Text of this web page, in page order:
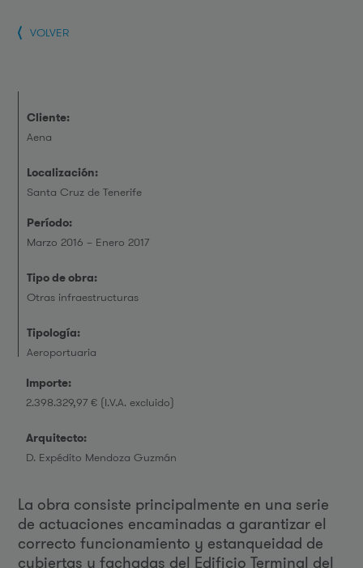
VOLVER
Cliente:
Aena
Localización:
Santa Cruz de Tenerife
Período:
Marzo 2016 – Enero 2017
Tipo de obra:
Otras infraestructuras
Tipología:
Aeroportuaria
Importe:
2.398.329,97 € (I.V.A. excluido)
Arquitecto:
D. Expédito Mendoza Guzmán
La obra consiste principalmente en una serie
de actuaciones encaminadas a garantizar el
correcto funcionamiento y estanqueidad de
cubiertas y fachadas del Edificio Terminal del